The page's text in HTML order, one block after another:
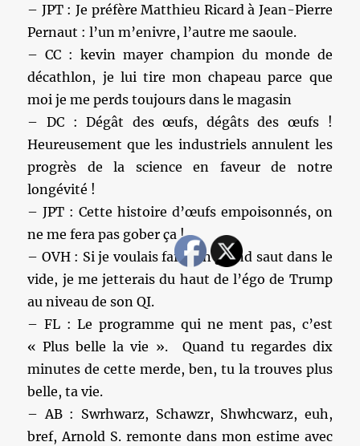
– JPT : Je préfère Matthieu Ricard à Jean-Pierre
Pernaut : l’un m’enivre, l’autre me saoule.
– CC : kevin mayer champion du monde de
décathlon, je lui tire mon chapeau parce que
moi je me perds toujours dans le magasin
– DC : Dégât des œufs, dégâts des œufs !
Heureusement que les industriels annulent les
progrès de la science en faveur de notre
longévité !
– JPT : Cette histoire d’œufs empoisonnés, on
ne me fera pas gober ça !
– OVH : Si je voulais faire un grand saut dans le
vide, je me jetterais du haut de l’égo de Trump
au niveau de son QI.
– FL : Le programme qui ne ment pas, c’est
« Plus belle la vie ». Quand tu regardes dix
minutes de cette merde, ben, tu la trouves plus
belle, ta vie.
– AB : Swrhwarz, Schawzr, Shwhcwarz, euh,
bref, Arnold S. remonte dans mon estime avec